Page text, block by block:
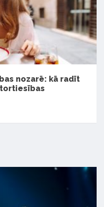
nozarē: kā radīt